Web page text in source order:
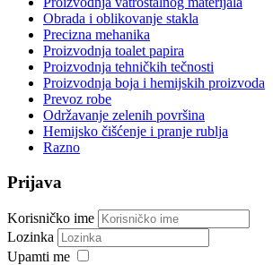
Obrada i oblikovanje stakla
Precizna mehanika
Proizvodnja toalet papira
Proizvodnja tehničkih tečnosti
Proizvodnja boja i hemijskih proizvoda
Prevoz robe
Održavanje zelenih površina
Hemijsko čišćenje i pranje rublja
Razno
Prijava
Korisničko ime
Lozinka
Upamti me